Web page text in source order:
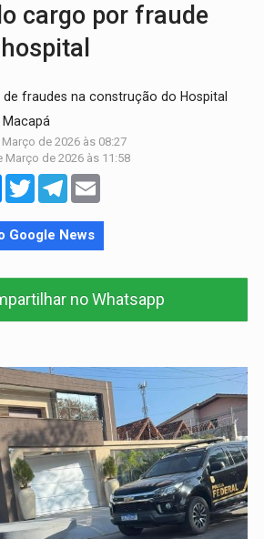
cargo por fraude
fraudes na construção do Hospital
Março de 2026 às 08:27
Março de 2026 às 11:58
Messenger
TwitterTelegram
Google News
no Whatsapp